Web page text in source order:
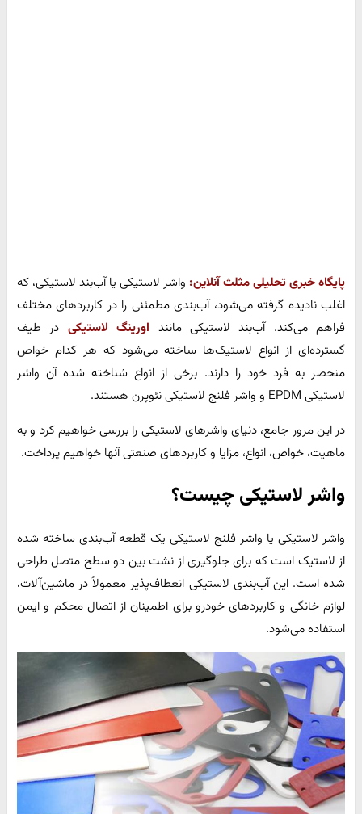
پایگاه خبری تحلیلی مثلث آنلاین: واشر لاستیکی یا آب‌بند لاستیکی، که
اغلب نادیده گرفته می‌شود، آب‌بندی مطمئنی را در کاربردهای مختلف
فراهم می‌کند. آب‌بند لاستیکی مانند اورینگ لاستیکی در طیف
گسترده‌ای از انواع لاستیک‌ها ساخته می‌شود که هر کدام خواص
منحصر به فرد خود را دارند. برخی از انواع شناخته شده آن واشر
لاستیکی EPDM و واشر فلنج لاستیکی نئوپرن هستند.
در این مرور جامع، دنیای واشرهای لاستیکی را بررسی خواهیم کرد و به
ماهیت، خواص، انواع، مزایا و کاربردهای صنعتی آنها خواهیم پرداخت.
واشر لاستیکی چیست؟
واشر لاستیکی یا واشر فلنج لاستیکی یک قطعه آب‌بندی ساخته شده
از لاستیک است که برای جلوگیری از نشت بین دو سطح متصل طراحی
شده است. این آب‌بندی لاستیکی انعطاف‌پذیر معمولاً در ماشین‌آلات،
لوازم خانگی و کاربردهای خودرو برای اطمینان از اتصال محکم و ایمن
استفاده می‌شود.